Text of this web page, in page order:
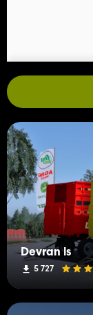
Devran İs
5 727